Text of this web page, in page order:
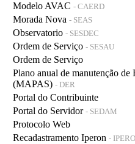
Modelo AVAC - CAERD
Morada Nova - SEAS
Observatorio - SESDEC
Ordem de Serviço - SESAU
Ordem de Serviço
Plano anual de manutenção de
(MAPAS) - DER
Portal do Contribuinte
Portal do Servidor - SEDAM
Protocolo Web
Recadastramento Iperon -